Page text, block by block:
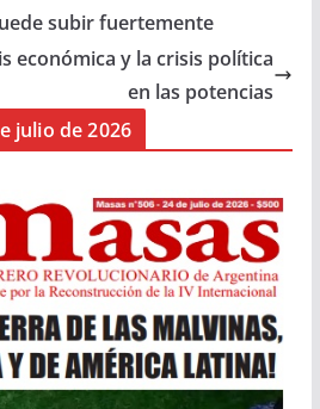
subir fuertemente
económica y la crisis política
en las potencias
julio de 2026